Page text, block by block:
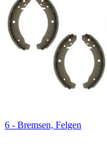
6 - Bremsen, Felgen